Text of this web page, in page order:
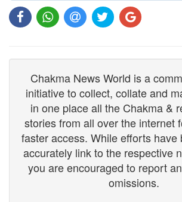
Chakma News World is a
initiative to collect, collate and
in one place all the Chakma &
stories from all over the internet
faster access. While efforts have
accurately link to the respective
you are encouraged to report
omissions.